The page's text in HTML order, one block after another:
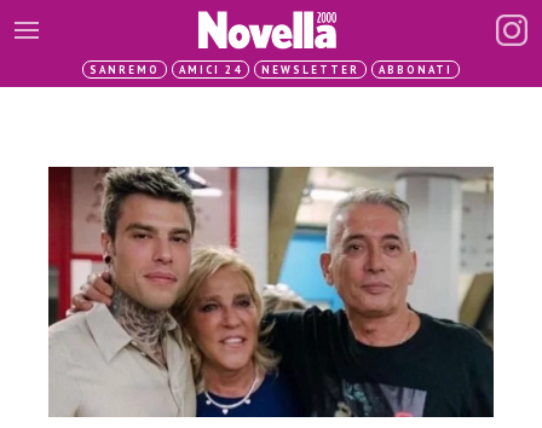
SANREMO AMICI 24 NEWSLETTER ABBONATI